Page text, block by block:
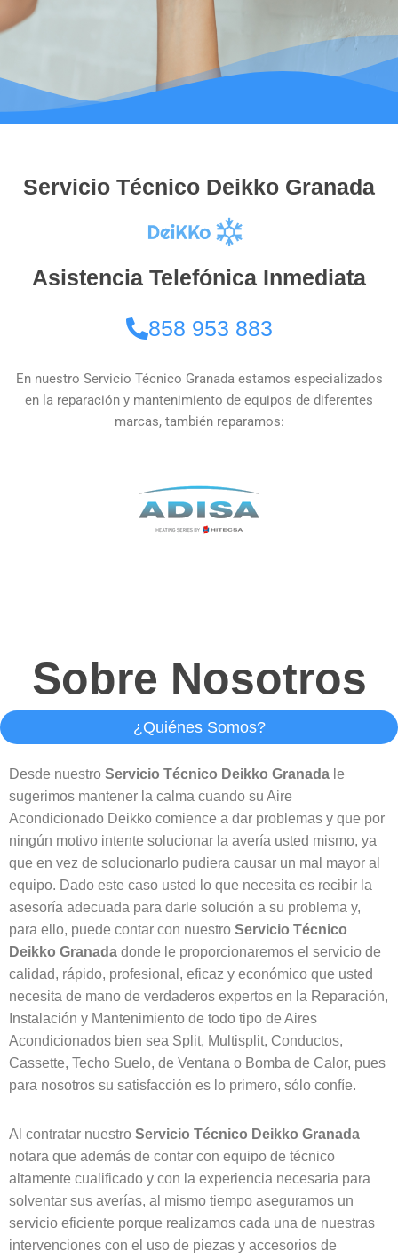
Servicio Técnico Deikko Granada
Asistencia Telefónica Inmediata
858 953 883
En nuestro Servicio Técnico Granada estamos especializados
en la reparación y mantenimiento de equipos de diferentes
marcas, también reparamos:
Sobre Nosotros
¿Quiénes Somos?
Desde nuestro Servicio Técnico Deikko Granada le
sugerimos mantener la calma cuando su Aire
Acondicionado Deikko comience a dar problemas y que por
ningún motivo intente solucionar la avería usted mismo, ya
que en vez de solucionarlo pudiera causar un mal mayor al
equipo. Dado este caso usted lo que necesita es recibir la
asesoría adecuada para darle solución a su problema y,
para ello, puede contar con nuestro Servicio Técnico
Deikko Granada donde le proporcionaremos el servicio de
calidad, rápido, profesional, eficaz y económico que usted
necesita de mano de verdaderos expertos en la Reparación,
Instalación y Mantenimiento de todo tipo de Aires
Acondicionados bien sea Split, Multisplit, Conductos,
Cassette, Techo Suelo, de Ventana o Bomba de Calor, pues
para nosotros su satisfacción es lo primero, sólo confíe.
Al contratar nuestro Servicio Técnico Deikko Granada
notara que además de contar con equipo de técnico
altamente cualificado y con la experiencia necesaria para
solventar sus averías, al mismo tiempo aseguramos un
servicio eficiente porque realizamos cada una de nuestras
intervenciones con el uso de piezas y accesorios de